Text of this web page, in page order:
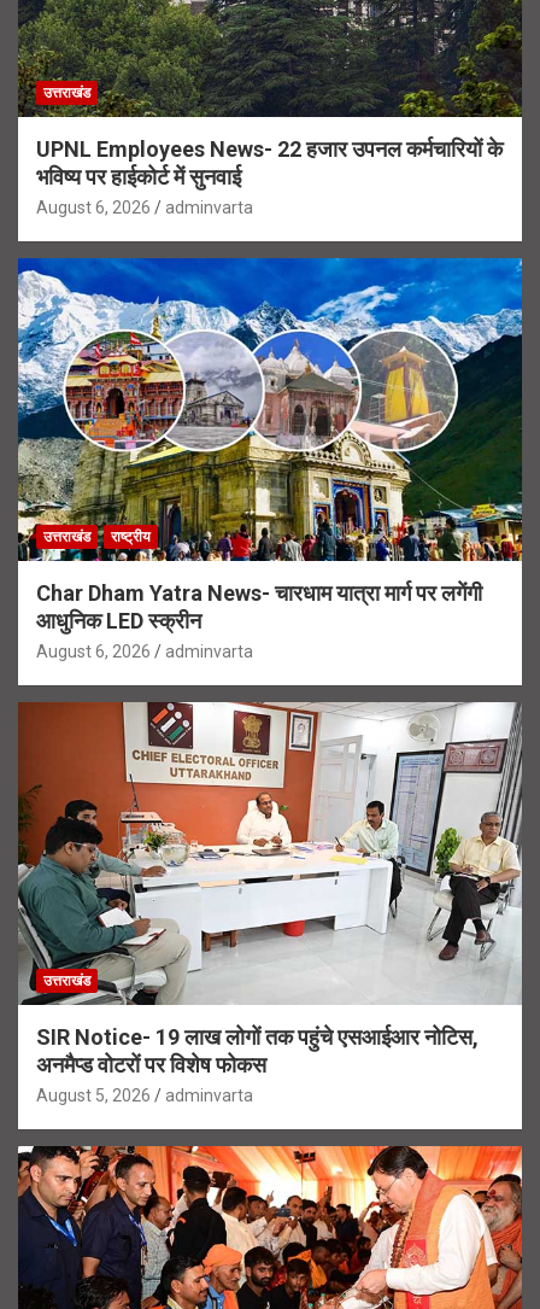
उत्तराखंड
UPNL Employees News- 22 हजार उपनल कर्मचारियों के
भविष्य पर हाईकोर्ट में सुनवाई
August 6, 2026 adminvarta
उत्तराखंड राष्ट्रीय
Char Dham Yatra News- चारधाम यात्रा मार्ग पर लगेंगी
आधुनिक LED स्क्रीन
August 6, 2026 adminvarta
उत्तराखंड
SIR Notice- 19 लाख लोगों तक पहुंचे एसआईआर नोटिस,
अनमैप्ड वोटरों पर विशेष फोकस
August 5, 2026 adminvarta